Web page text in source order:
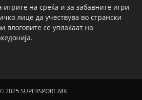
игрите на среќа и за забавните игри
лице да учествува во странски
влоговите се уплаќаат на
2025 SUPERSPORT.MK